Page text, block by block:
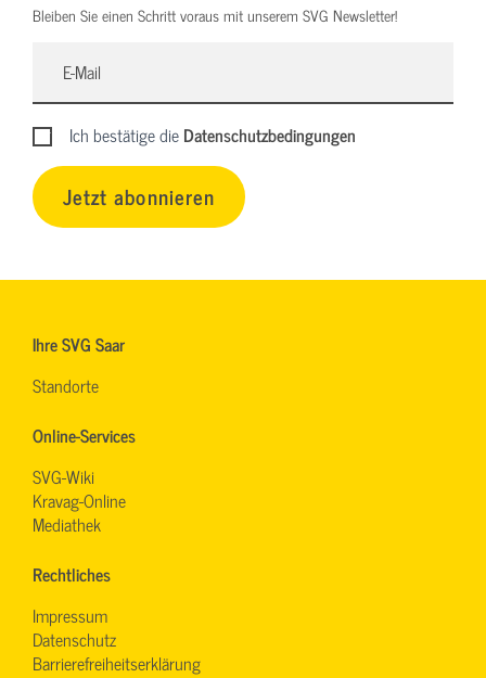
Bleiben Sie einen Schritt voraus mit unserem SVG Newsletter!
Ich bestätige dieDatenschutzbedingungen
Jetzt abonnieren
Ihre SVG Saar
Standorte
Online-Services
SVG-Wiki
Kravag-Online
Mediathek
Rechtliches
Impressum
Datenschutz
Barrierefreiheitserklärung